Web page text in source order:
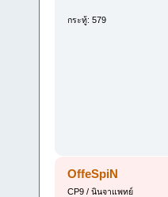
กระทู้: 579
OffeSpiN
CP9 / นินจาแพทย์